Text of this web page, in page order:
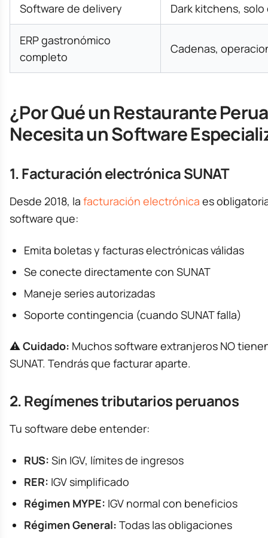
Software de delivery Dark kitchens,
ERP gastronómico
completo
Cadenas,
¿Por Qué un Restaurante
Necesita un Software
1. Facturación electrónica SUNAT
Desde 2018, la facturación electrónica es
software que:
Emita boletas y facturas electrónicas válidas
Se conecte directamente con SUNAT
Maneje series autorizadas
Soporte contingencia (cuando SUNAT falla)
⚠️Cuidado: Muchos software extranjeros NO
SUNAT. Tendrás que facturar aparte.
2. Regímenes tributarios peruanos
Tu software debe entender:
RUS: Sin IGV, límites de ingresos
RER: IGV simplificado
Régimen MYPE: IGV normal con beneficios
Régimen General: Todas las obligaciones